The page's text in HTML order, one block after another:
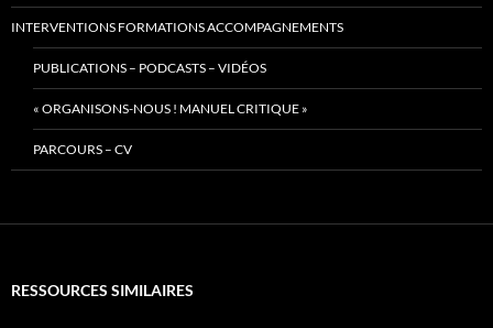
INTERVENTIONS FORMATIONS ACCOMPAGNEMENTS
PUBLICATIONS – PODCASTS – VIDÉOS
« ORGANISONS-NOUS ! MANUEL CRITIQUE »
PARCOURS – CV
RESSOURCES SIMILAIRES